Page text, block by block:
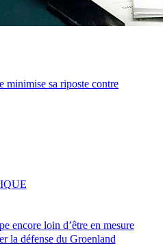
minimise sa riposte contre
encore loin d’être en mesure
la défense du Groenland